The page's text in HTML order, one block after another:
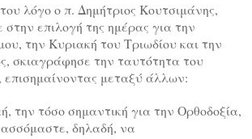
λόγο ο π. Δημήτριος Κουτσιμάνης,
επιλογή της ημέρας για την
την Κυριακή του Τριωδίου και την
σκιαγράφησε την ταυτότητα του
μεταξύ άλλων:
την τόσο σημαντική για την Ορθοδοξία,
δηλαδή, να